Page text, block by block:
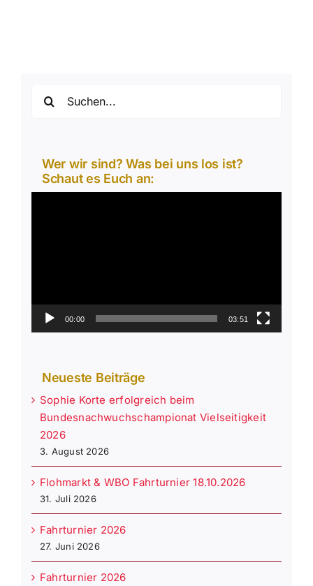
nach:
Wer wir sind? Was bei uns los ist?
Schaut es Euch an:
00:00 03:51
Neueste Beiträge
Sophie Korte erfolgreich beim
Bundesnachwuchschampionat Vielseitigkeit
2026
3. August 2026
Flohmarkt & WBO Fahrturnier 18.10.2026
31. Juli 2026
Fahrturnier 2026
27. Juni 2026
Fahrturnier 2026